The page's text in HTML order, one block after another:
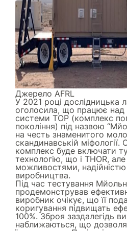
Джерело AFRL
У 2021 році дослідницька
оголосила, що працює над
системи ТОР (комплекс
покоління) під назвою
на честь знаменитого
скандинавській міфології.
комплекс буде включати
технологію, що і THOR,
можливостями,
виробництва.
Під час тестування
продемонстрував
виробник очікує, що її
коригування підвищать
100%. Зброя заздалегідь
наближаються, що